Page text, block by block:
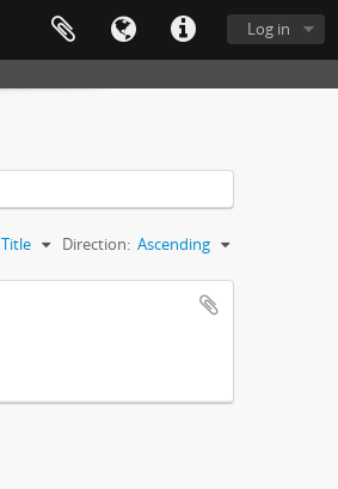
Log in
Title Direction: Ascending